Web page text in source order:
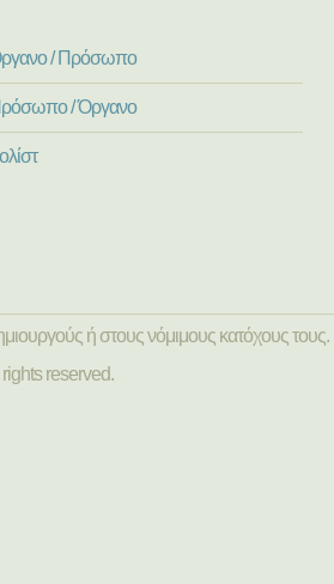
/ Πρόσωπο
/ Όργανο
ή στους νόμιμους κατόχους τους.
reserved.